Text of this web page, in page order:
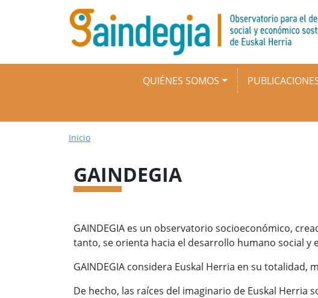
Pasar al contenido principal
Navegación principal
QUIÉNES SOMOS
Ruta de navegación
Inicio
GAINDEGIA
GAINDEGIA es un observatorio socioeconómico,
tanto, se orienta hacia el desarrollo humano social y
GAINDEGIA considera Euskal Herria en su totalidad,
De hecho, las raíces del imaginario de Euskal